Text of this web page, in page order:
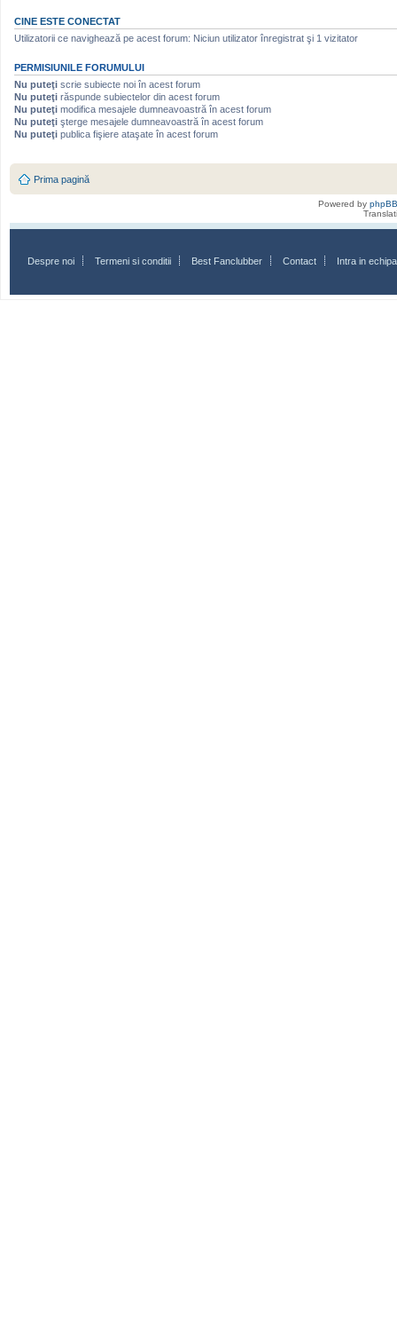
CINE ESTE CONECTAT
Utilizatorii ce navighează pe acest forum: Niciun utilizator înregistrat şi 1 vizitator
PERMISIUNILE FORUMULUI
Nu puteţi scrie subiecte noi în acest forum
Nu puteţi răspunde subiectelor din acest forum
Nu puteţi modifica mesajele dumneavoastră în acest forum
Nu puteţi şterge mesajele dumneavoastră în acest forum
Nu puteţi publica fişiere ataşate în acest forum
Prima pagină
Powered by phpBB
Despre noi Termeni si conditii Best Fanclubber Contact Intra in